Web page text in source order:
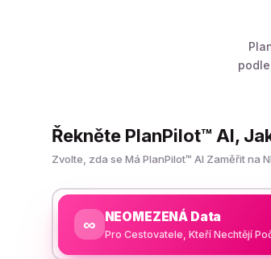
Řekněte PlanPilot™ AI,
Zvolte, zda se Má PlanPilot™ AI Zaměřit na
∞ NEOMEZENÁ Data
Pro Cestovatele, Kteří Nechtějí